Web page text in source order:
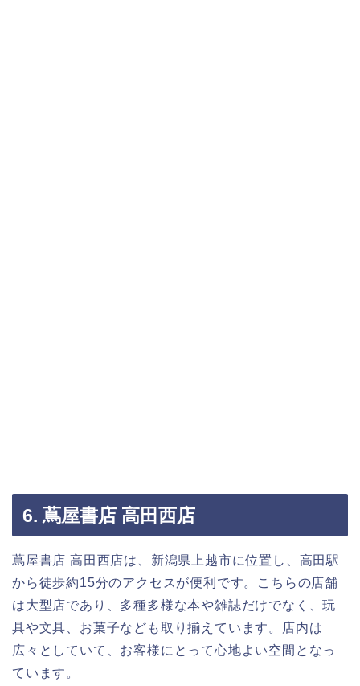
6. 蔦屋書店 高田西店
蔦屋書店 高田西店は、新潟県上越市に位置し、高田駅
から徒歩約15分のアクセスが便利です。こちらの店舗
は大型店であり、多種多様な本や雑誌だけでなく、玩
具や文具、お菓子なども取り揃えています。店内は
広々としていて、お客様にとって心地よい空間となっ
ています。